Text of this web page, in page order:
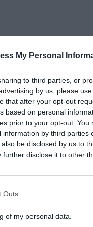
My Personal
to third parties, or
by us, please
that after your opt-out
based on personal
prior to your opt-out.
by third parties
be disclosed by us to
further disclose it to other
Outs
of my personal data.
τις ειδήσεις